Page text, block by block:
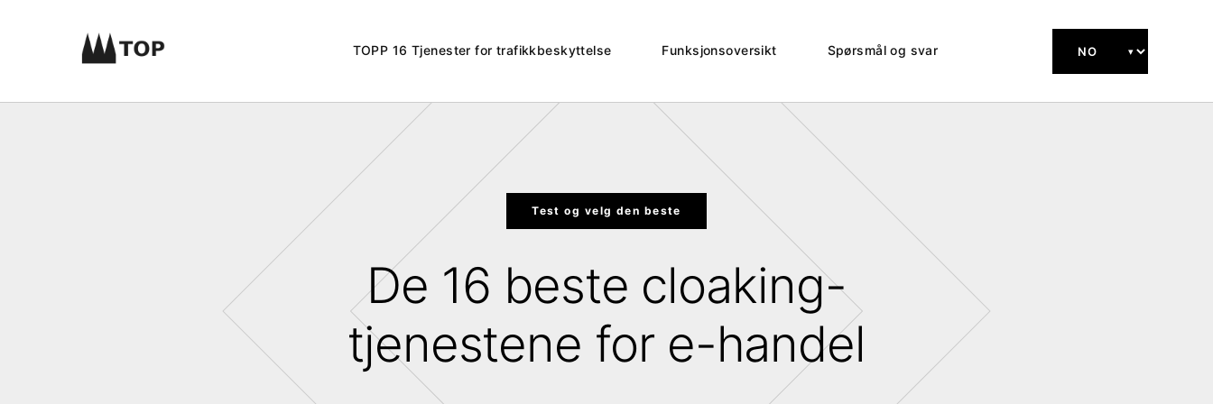
TOPP 16 Tjenester for trafikkbeskyttelse Funksjonsoversikt Spørsmål og svar
Test og velg den beste
De 16 beste cloaking-
tjenestene for e-handel